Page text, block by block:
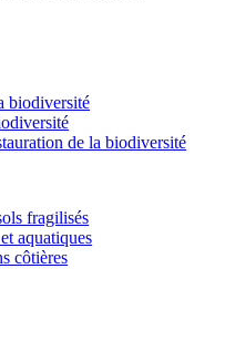
biodiversité
de la biodiversité
fragilisés
aquatiques
côtières